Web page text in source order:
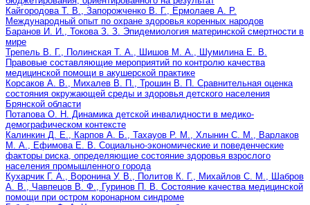
Кайгородова Т. В., Запорожченко В. Г., Ермолаев А. Р.
Международный опыт по охране здоровья коренных народов
Баранов И. И., Токова З. З. Эпидемиология материнской смертности в
мире
Трепель В. Г., Полинская Т. А., Шишов М. А., Шумилина Е. В.
Правовые составляющие мероприятий по контролю качества
медицинской помощи в акушерской практике
Корсаков А. В., Михалев В. П., Трошин В. П. Сравнительная оценка
состояния окружающей среды и здоровья детского населения
Брянской области
Потапова О. Н. Динамика детской инвалидности в медико-
демографическом контексте
Калинкин Д. Е., Карпов А. Б., Тахауов Р. М., Хлынин С. М., Варлаков
М. А., Ефимова Е. В. Социально-экономические и поведенческие
факторы риска, определяющие состояние здоровья взрослого
населения промышленного города
Кухарчик Г. А., Воронина У. В., Политов К. Г., Михайлов С. М., Шабров
А. В., Чавпецов В. Ф., Гуринов П. В. Состояние качества медицинской
помощи при остром коронарном синдроме